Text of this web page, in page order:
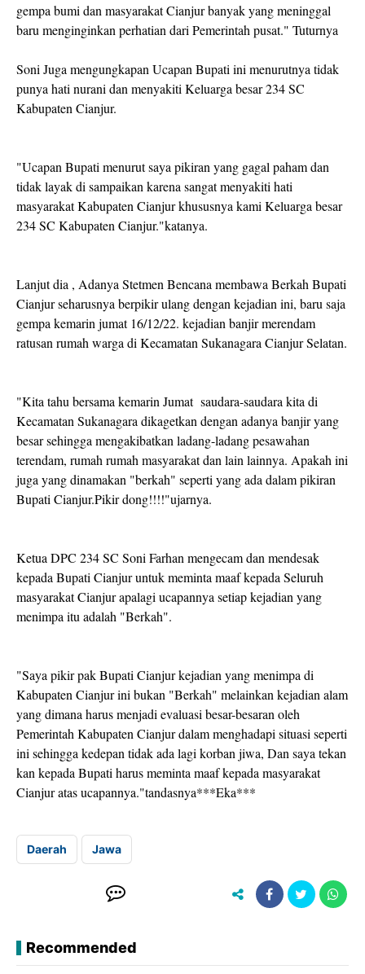
gempa bumi dan masyarakat Cianjur banyak yang meninggal
baru menginginkan perhatian dari Pemerintah pusat." Tuturnya
Soni Juga mengungkapan Ucapan Bupati ini menurutnya tidak
punya hati nurani dan menyakiti Keluarga besar 234 SC
Kabupaten Cianjur.
"Ucapan Bupati menurut saya pikiran yang gagal paham dan
tidak layak di sampaikan karena sangat menyakiti hati
masyarakat Kabupaten Cianjur khususnya kami Keluarga besar
234 SC Kabupaten Cianjur."katanya.
Lanjut dia , Adanya Stetmen Bencana membawa Berkah Bupati
Cianjur seharusnya berpikir ulang dengan kejadian ini, baru saja
gempa kemarin jumat 16/12/22. kejadian banjir merendam
ratusan rumah warga di Kecamatan Sukanagara Cianjur Selatan.
"Kita tahu bersama kemarin Jumat saudara-saudara kita di
Kecamatan Sukanagara dikagetkan dengan adanya banjir yang
besar sehingga mengakibatkan ladang-ladang pesawahan
terendam, rumah rumah masyarakat dan lain lainnya. Apakah ini
juga yang dinamakan "berkah" seperti yang ada dalam pikiran
Bupati Cianjur.Pikir dong!!!!"ujarnya.
Ketua DPC 234 SC Soni Farhan mengecam dan mendesak
kepada Bupati Cianjur untuk meminta maaf kepada Seluruh
masyarakat Cianjur apalagi ucapannya setiap kejadian yang
menimpa itu adalah "Berkah".
"Saya pikir pak Bupati Cianjur kejadian yang menimpa di
Kabupaten Cianjur ini bukan "Berkah" melainkan kejadian alam
yang dimana harus menjadi evaluasi besar-besaran oleh
Pemerintah Kabupaten Cianjur dalam menghadapi situasi seperti
ini sehingga kedepan tidak ada lagi korban jiwa, Dan saya tekan
kan kepada Bupati harus meminta maaf kepada masyarakat
Cianjur atas ucapannya."tandasnya***Eka***
Daerah Jawa
Recommended